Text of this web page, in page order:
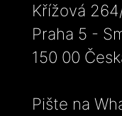
Křížová
Praha 5 -
150 00
Pište na